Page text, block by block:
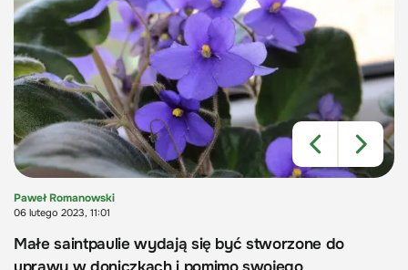
Paweł Romanowski
06 lutego 2023, 11:01
Małe saintpaulie wydają się być stworzone do